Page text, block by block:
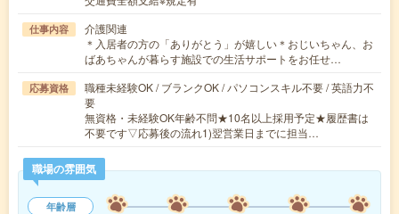
仕事内容
介護関連
＊入居者の方の「ありがとう」が嬉しい＊おじいちゃん、お
ばあちゃんが暮らす施設での生活サポートをお任せ…
応募資格
職種未経験OK / ブランクOK / パソコンスキル不要 / 英語力不
要
無資格・未経験OK年齢不問★10名以上採用予定★履歴書は
不要です▽応募後の流れ1)翌営業日までに担当…
職場の雰囲気
年齢層